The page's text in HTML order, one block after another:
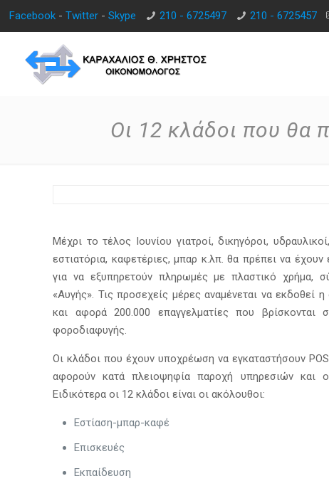
Facebook -Twitter -Skype 210 - 6725497 210 - 6725457
Οι 12 κλάδοι που θα
Μέχρι το τέλος Ιουνίου γιατροί, δικηγόροι,
εστιατόρια, καφετέριες, μπαρ κ.λπ. θα πρέπει να έχουν
για να εξυπηρετούν πληρωμές με πλαστικό χρήμα,
«Αυγής». Τις προσεχείς μέρες αναμένεται να εκδοθεί
και αφορά 200.000 επαγγελματίες που βρίσκονται
φοροδιαφυγής.
Οι κλάδοι που έχουν υποχρέωση να εγκαταστήσουν
αφορούν κατά πλειοψηφία παροχή υπηρεσιών
Ειδικότερα οι 12 κλάδοι είναι οι ακόλουθοι:
Εστίαση-μπαρ-καφέ
Επισκευές
Εκπαίδευση